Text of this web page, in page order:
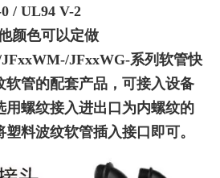
/ UL94 V-2
颜色可以定做
JFxxWG-系列软管快
软管的配套产品，可接入设备
用螺纹接入进出口为内螺纹的
料波纹软管插入接口即可。